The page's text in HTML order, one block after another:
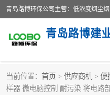
青岛路博建
当前位置： 首页 > 供应商机 > 便
样器 微电脑控制 耐污染 将电路
生物安全柜